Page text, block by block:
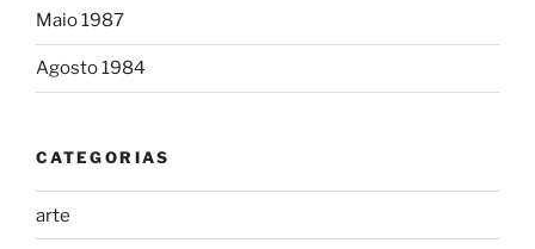
Maio 1987
Agosto 1984
CATEGORIAS
arte